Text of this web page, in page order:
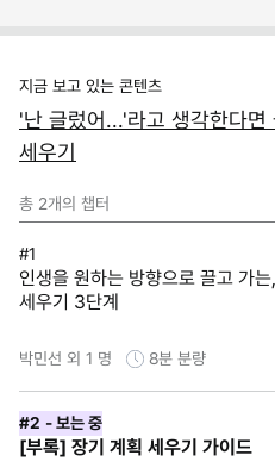
지금 보고 있는 콘텐츠
'난 글렀어...'라고 생각한다
세우기
총 2개의 챕터
#1
인생을 원하는 방향으로 끌고 가는
세우기 3단계
박민선 외 1 명 8분 분량
#2 - 보는 중
[부록] 장기 계획 세우기 가이드